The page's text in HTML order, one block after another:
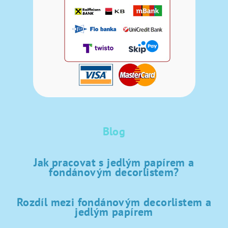
Blog
Jak pracovat s jedlým papírem a
fondánovým decorlistem?
Rozdíl mezi fondánovým decorlistem a
jedlým papírem